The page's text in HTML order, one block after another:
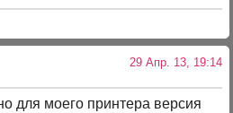
29 Апр. 13, 19:14
для моего принтера версия